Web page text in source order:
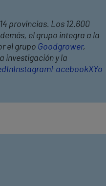
provincias. Los 12.600
el grupo integra a la
el grupo Goodgrower,
investigación y la
InstagramFacebookXYo